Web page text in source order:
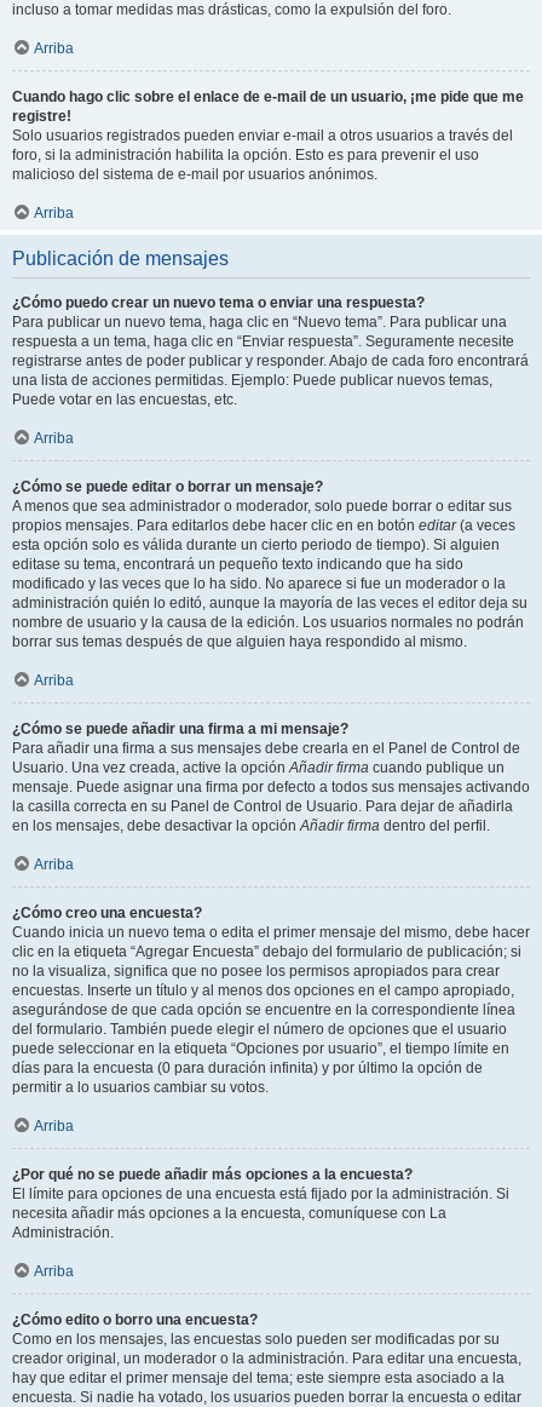
incluso a tomar medidas mas drásticas, como la expulsión del foro.
Arriba
Cuando hago clic sobre el enlace de e-mail de un usuario, ¡me pide que me
registre!
Solo usuarios registrados pueden enviar e-mail a otros usuarios a través del
foro, si la administración habilita la opción. Esto es para prevenir el uso
malicioso del sistema de e-mail por usuarios anónimos.
Arriba
Publicación de mensajes
¿Cómo puedo crear un nuevo tema o enviar una respuesta?
Para publicar un nuevo tema, haga clic en “Nuevo tema”. Para publicar una
respuesta a un tema, haga clic en “Enviar respuesta”. Seguramente necesite
registrarse antes de poder publicar y responder. Abajo de cada foro encontrará
una lista de acciones permitidas. Ejemplo: Puede publicar nuevos temas,
Puede votar en las encuestas, etc.
Arriba
¿Cómo se puede editar o borrar un mensaje?
A menos que sea administrador o moderador, solo puede borrar o editar sus
propios mensajes. Para editarlos debe hacer clic en en botón editar(a veces
esta opción solo es válida durante un cierto periodo de tiempo). Si alguien
editase su tema, encontrará un pequeño texto indicando que ha sido
modificado y las veces que lo ha sido. No aparece si fue un moderador o la
administración quién lo editó, aunque la mayoría de las veces el editor deja su
nombre de usuario y la causa de la edición. Los usuarios normales no podrán
borrar sus temas después de que alguien haya respondido al mismo.
Arriba
¿Cómo se puede añadir una firma a mi mensaje?
Para añadir una firma a sus mensajes debe crearla en el Panel de Control de
Usuario. Una vez creada, active la opciónAñadir firma cuando publique un
mensaje. Puede asignar una firma por defecto a todos sus mensajes activando
la casilla correcta en su Panel de Control de Usuario. Para dejar de añadirla
en los mensajes, debe desactivar la opciónAñadir firma dentro del perfil.
Arriba
¿Cómo creo una encuesta?
Cuando inicia un nuevo tema o edita el primer mensaje del mismo, debe hacer
clic en la etiqueta “Agregar Encuesta” debajo del formulario de publicación; si
no la visualiza, significa que no posee los permisos apropiados para crear
encuestas. Inserte un título y al menos dos opciones en el campo apropiado,
asegurándose de que cada opción se encuentre en la correspondiente línea
del formulario. También puede elegir el número de opciones que el usuario
puede seleccionar en la etiqueta “Opciones por usuario”, el tiempo límite en
días para la encuesta (0 para duración infinita) y por último la opción de
permitir a lo usuarios cambiar su votos.
Arriba
¿Por qué no se puede añadir más opciones a la encuesta?
El límite para opciones de una encuesta está fijado por la administración. Si
necesita añadir más opciones a la encuesta, comuníquese con La
Administración.
Arriba
¿Cómo edito o borro una encuesta?
Como en los mensajes, las encuestas solo pueden ser modificadas por su
creador original, un moderador o la administración. Para editar una encuesta,
hay que editar el primer mensaje del tema; este siempre esta asociado a la
encuesta. Si nadie ha votado, los usuarios pueden borrar la encuesta o editar